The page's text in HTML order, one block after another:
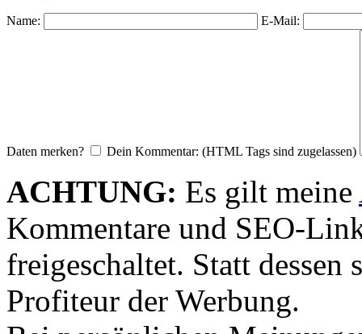
Name: E-Mail:
Daten merken? Dein Kommentar: (HTML Tags sind zugelassen)
ACHTUNG: Es gilt meine
Kommentare und SEO-
freigeschaltet. Statt dessen
Profiteur der Werbung.